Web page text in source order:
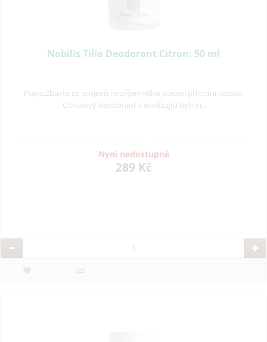
Nobilis Tilia Deodorant Citron: 50 ml
Popis:Zbavte se projevů nepříjemného pocení přírodní cestou.
Citrusový deodorant s osvěžující bylinn..
Nyní nedostupné
289 Kč